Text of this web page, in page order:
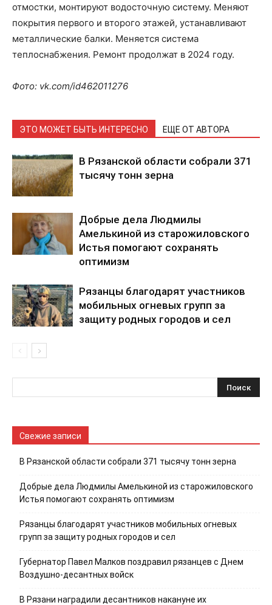
отмостки, монтируют водосточную систему. Меняют
покрытия первого и второго этажей, устанавливают
металлические балки. Меняется система
теплоснабжения. Ремонт продолжат в 2024 году.
Фото: vk.com/id462011276
ЭТО МОЖЕТ БЫТЬ ИНТЕРЕСНО ЕЩЕ ОТ АВТОРА
В Рязанской области собрали 371
тысячу тонн зерна
Добрые дела Людмилы
Амелькиной из старожиловского
Истья помогают сохранять
оптимизм
Рязанцы благодарят участников
мобильных огневых групп за
защиту родных городов и сел
Свежие записи
В Рязанской области собрали 371 тысячу тонн зерна
Добрые дела Людмилы Амелькиной из старожиловского
Истья помогают сохранять оптимизм
Рязанцы благодарят участников мобильных огневых
групп за защиту родных городов и сел
Губернатор Павел Малков поздравил рязанцев с Днем
Воздушно-десантных войск
В Рязани наградили десантников накануне их